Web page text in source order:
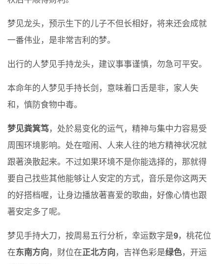
梦见龙头，预示生下的儿子不但长相好，将来还会成就
一番伟业，是非常吉利的梦。
出行的人梦见手持龙头，建议事事谨慎，勿急可平安。
本命年的人梦见手持长剑，意味着口舌是非，家人失
和，慎防食物中毒。
梦见粪箕笃，处於易变化的运气，精神与集中力容易受
周围环境影响。处在喧闹、人来人往的地方精神状况就
跟著涣散起来。不过如果环境不是你能选择的，那就得
要自己找些其他能够让人安定的方式，音乐是你这两天
的好搭档喔，让身边播放著喜爱的歌曲，好像心情也跟
著安定多了呢。
梦见手持大刀，按周易五行分析，幸运数字是9，桃花位
在东南方向 ，财位在正北方向 ，吉祥色彩是绿色，开运